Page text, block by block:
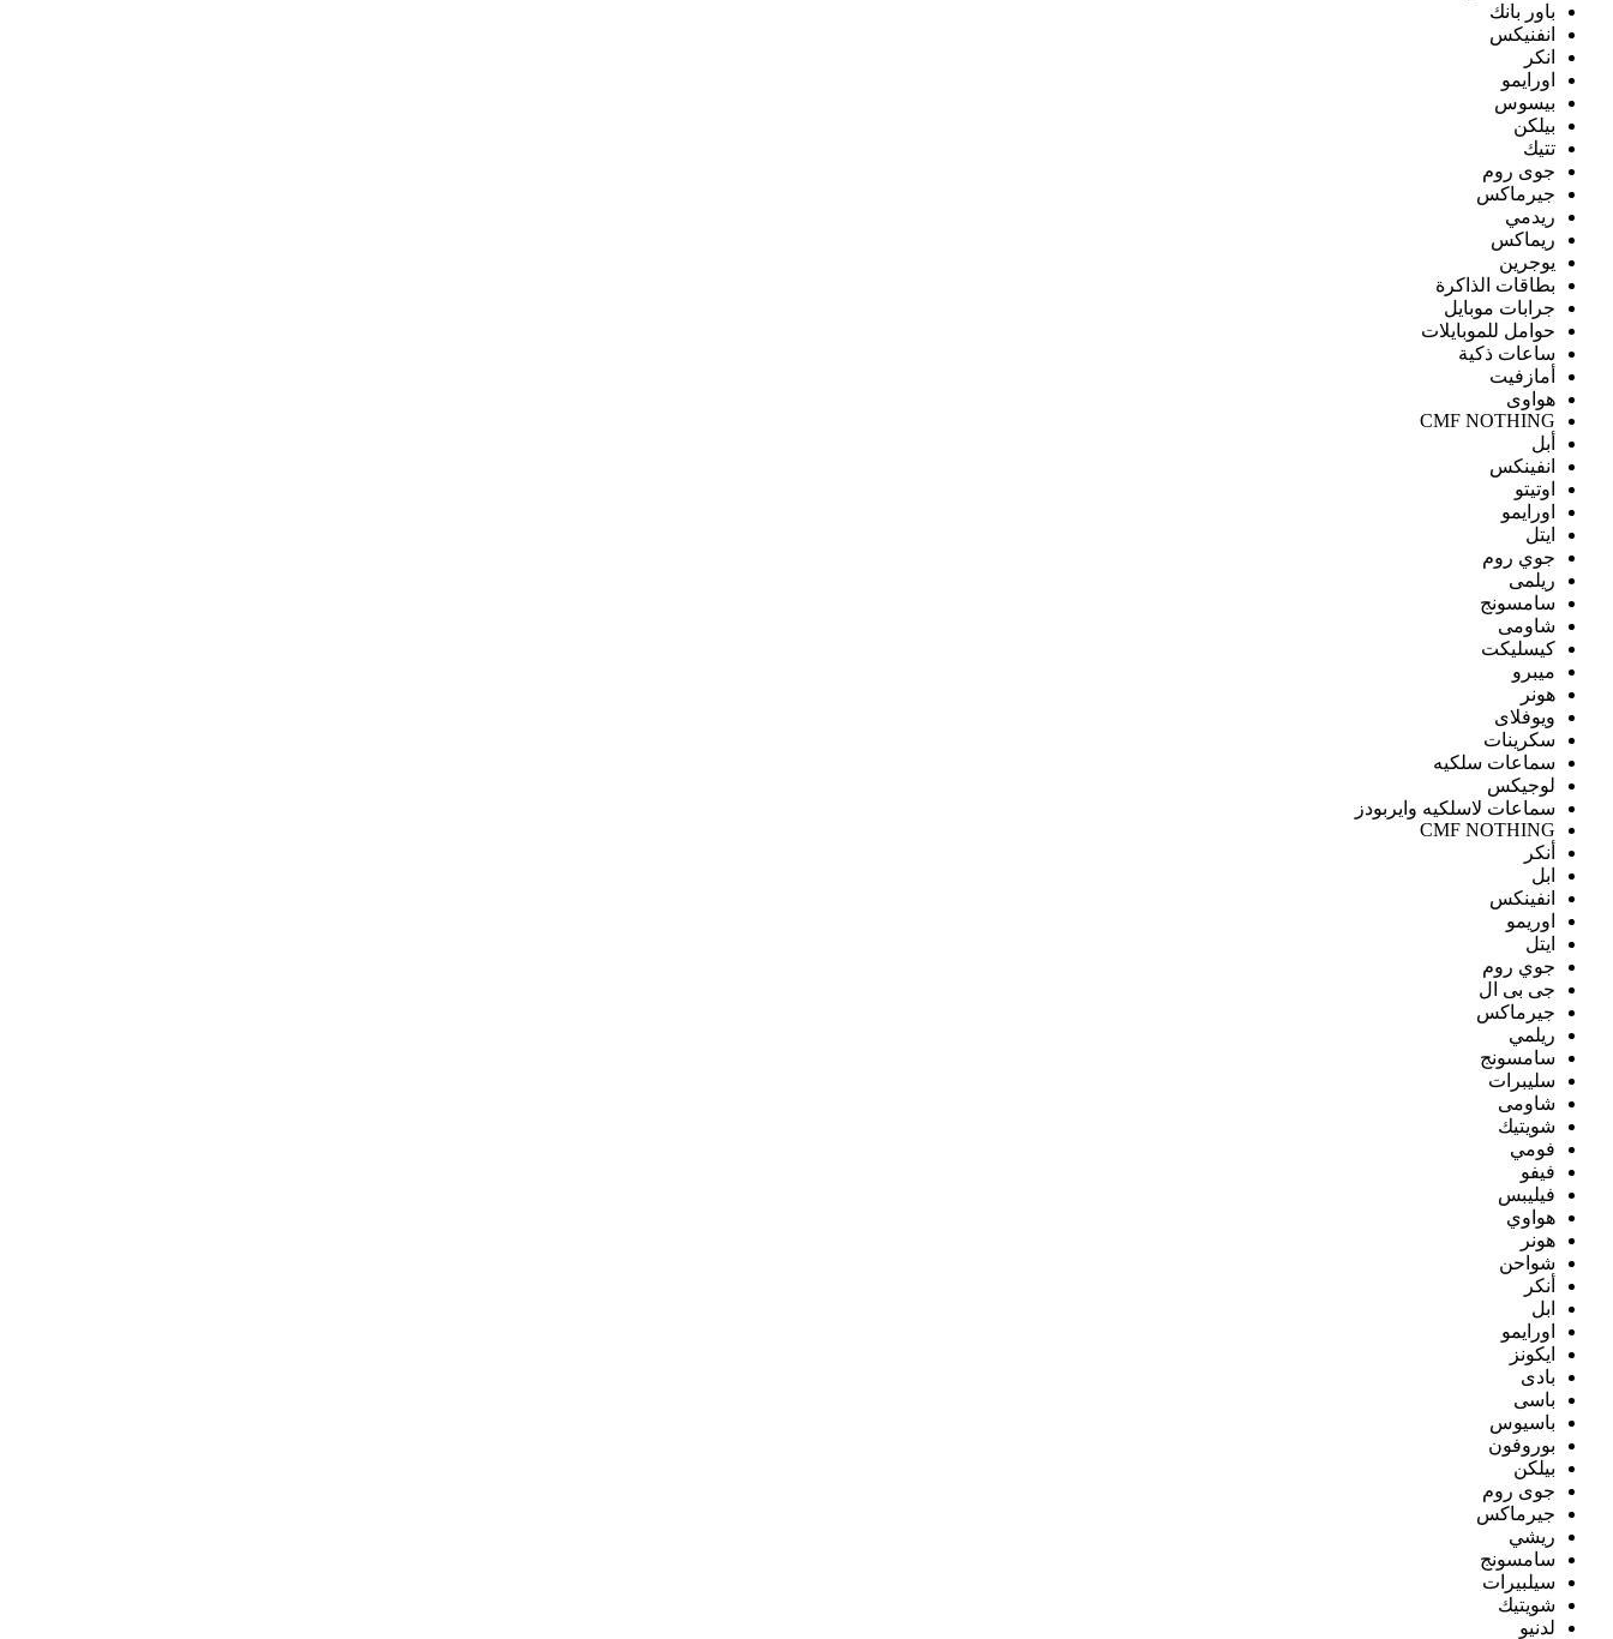
باور بانك
انفنيكس
انكر
اورايمو
بيسوس
بيلكن
تتيك
جوى روم
جيرماكس
ريدمي
ريماكس
يوجرين
بطاقات الذاكرة
جرابات موبايل
حوامل للموبايلات
ساعات ذكية
أمازفيت
هواوى
CMF NOTHING
أبل
انفينكس
اوتيتو
اورايمو
ايتل
جوي روم
ريلمى
سامسونج
شاومى
كيسليكت
ميبرو
هونر
ويوفلاى
سكرينات
سماعات سلكيه
لوجيكس
سماعات لاسلكيه وايربودز
CMF NOTHING
أنكر
ابل
انفينكس
اوريمو
ايتل
جوي روم
جى بى ال
جيرماكس
ريلمي
سامسونج
سليبرات
شاومى
شويتيك
فومي
فيفو
فيليبس
هواوي
هونر
شواحن
أنكر
ابل
اورايمو
ايكونز
بادى
باسى
باسيوس
بوروفون
بيلكن
جوى روم
جيرماكس
ريشي
سامسونج
سيلبيرات
شويتيك
لدنيو